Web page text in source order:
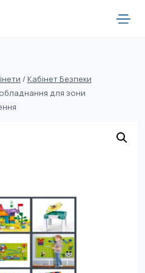
/ Кабінет Безпеки
для зони